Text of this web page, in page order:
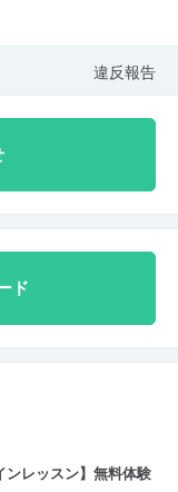
違反報告
ド
ンレッスン】無料体験